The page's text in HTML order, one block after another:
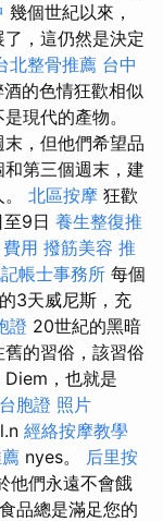
幾個世紀以來，
，這仍然是決定
北整骨推薦 台中
酒的色情狂歡相似
現代的產物。
，但他們希望品
第三個週末，建
北區按摩 狂歡
9日 養生整復推
用 撥筋美容 推
帳士事務所 每個
3天威尼斯，充
證 20世紀的黑暗
的習俗，該習俗
Diem，也就是
台胞證 照片
l.n 經絡按摩教學
nyes。 后里按
他們永遠不會餓
品總是滿足您的